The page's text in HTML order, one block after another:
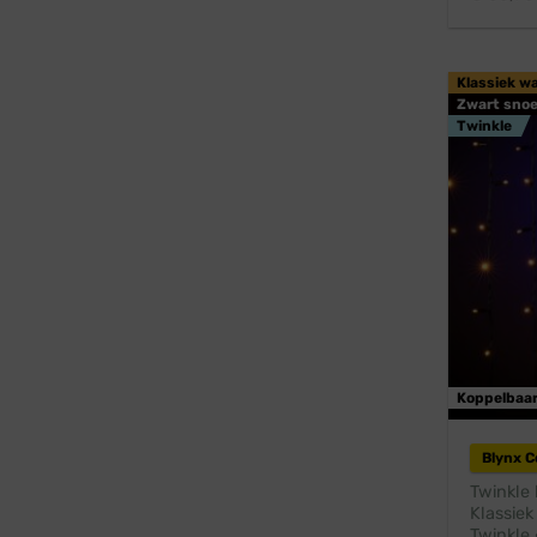
Klassiek
Zwart
Twinkle
Koppelbaar
Blynx
Twinkle